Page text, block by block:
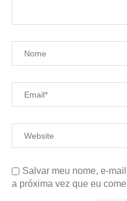
Salvar meu nome, e-
a próxima vez que eu